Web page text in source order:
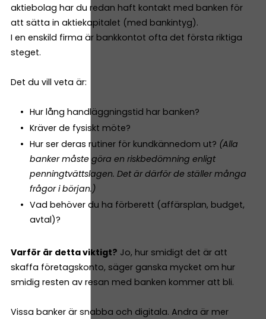
aktiebolag har du redan haft kontakt med banken för
att sätta in aktiekapitalet (med bankintyg).
I en enskild firma är bankkontot ofta det första riktiga
steget.
Det du vill veta är:
Hur lång handläggningstid har banken?
Kräver de fysiskt möte?
Hur ser deras rutiner för kundkännedom ut? (Alla
banker måste göra en riskbedömning enligt
penningtvättslagen. Det är därför de ställer många
frågor i början.)
Vad behöver du ha förberett (affärsplan, budget,
avtal)?
Varför är detta viktigt? Jo, hur smidigt det är att
skaffa företagskonto, säger ganska mycket om hur
smidig resten av resan med banken kommer att bli.
Vissa banker är snabba och digitala. Andra är mer